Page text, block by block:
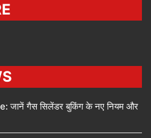
जानें गैस सिलेंडर बुकिंग के नए नियम और